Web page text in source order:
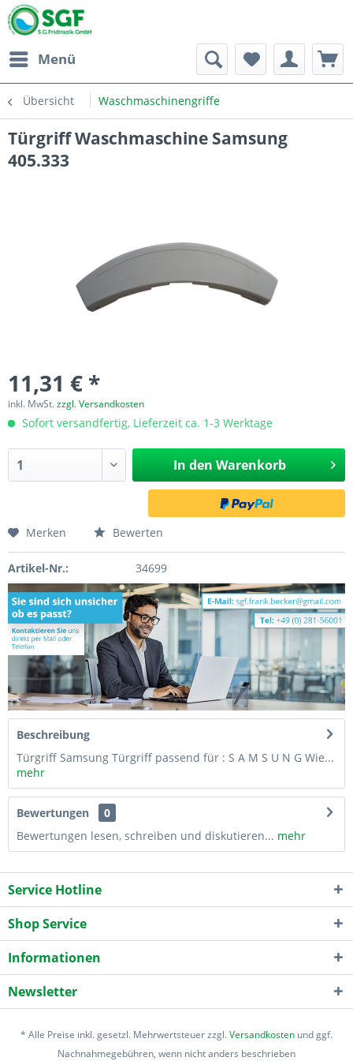
Menü
Übersicht Waschmaschinengriffe
Türgriff Waschmaschine Samsung
405.333
11,31 € *
inkl. MwSt.zzgl. Versandkosten
Sofort versandfertig, Lieferzeit ca. 1-3 Werktage
In den Warenkorb
Merken Bewerten
Artikel-Nr.: 34699
Beschreibung
Türgriff Samsung Türgriff passend für : S A M S U N G Wie...
mehr
Bewertungen
0
Bewertungen lesen, schreiben und diskutieren... mehr
Service Hotline
Shop Service
Informationen
Newsletter
* Alle Preise inkl. gesetzl. Mehrwertsteuer zzgl.Versandkosten und ggf.
Nachnahmegebühren, wenn nicht anders beschrieben